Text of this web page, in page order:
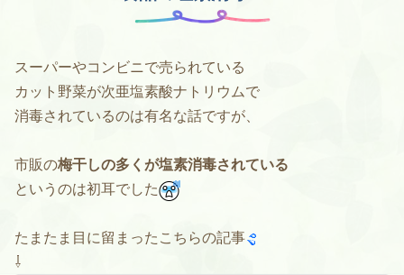
スーパーやコンビニで売られている
カット野菜が次亜塩素酸ナトリウムで
消毒されているのは有名な話ですが、
市販の梅干しの多くが塩素消毒されている
というのは初耳でした
たまたま目に留まったこちらの記事
⇩